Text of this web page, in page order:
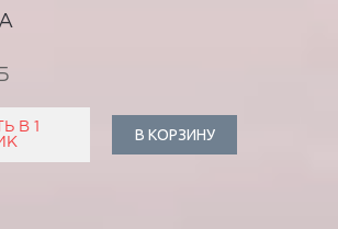
В 1
В КОРЗИНУ